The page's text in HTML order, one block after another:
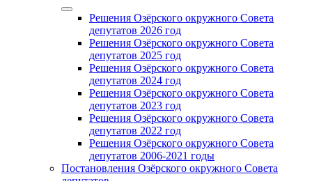
Решения Озёрского окружного Совета
депутатов 2026 год
Решения Озёрского окружного Совета
депутатов 2025 год
Решения Озёрского окружного Совета
депутатов 2024 год
Решения Озёрского окружного Совета
депутатов 2023 год
Решения Озёрского окружного Совета
депутатов 2022 год
Решения Озёрского окружного Совета
депутатов 2006-2021 годы
Постановления Озёрского окружного Совета